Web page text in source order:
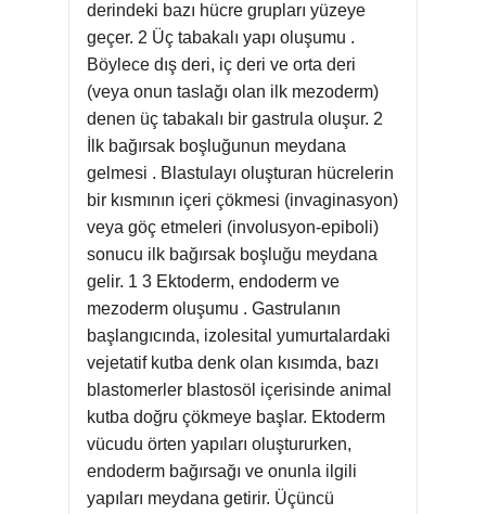
derindeki bazı hücre grupları yüzeye
geçer. 2 Üç tabakalı yapı oluşumu .
Böylece dış deri, iç deri ve orta deri
(veya onun taslağı olan ilk mezoderm)
denen üç tabakalı bir gastrula oluşur. 2
İlk bağırsak boşluğunun meydana
gelmesi . Blastulayı oluşturan hücrelerin
bir kısmının içeri çökmesi (invaginasyon)
veya göç etmeleri (involusyon-epiboli)
sonucu ilk bağırsak boşluğu meydana
gelir. 1 3 Ektoderm, endoderm ve
mezoderm oluşumu . Gastrulanın
başlangıcında, izolesital yumurtalardaki
vejetatif kutba denk olan kısımda, bazı
blastomerler blastosöl içerisinde animal
kutba doğru çökmeye başlar. Ektoderm
vücudu örten yapıları oluştururken,
endoderm bağırsağı ve onunla ilgili
yapıları meydana getirir. Üçüncü